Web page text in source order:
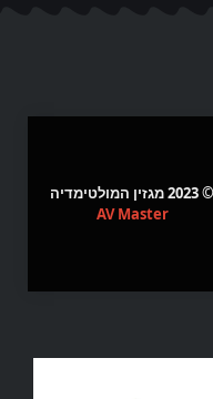
© 2023 מגזין המולטימדיה
AV Master